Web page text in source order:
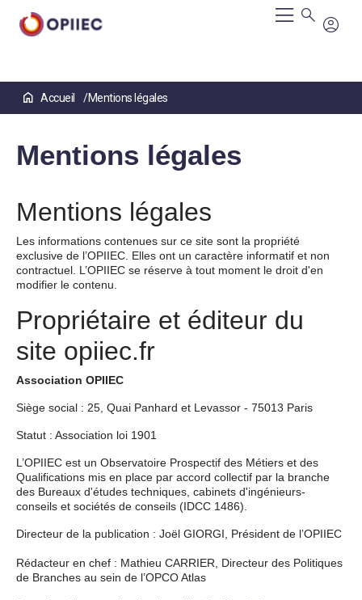
contenu
Accueil Mentions légales
Mentions légales
Mentions légales
Les informations contenues sur ce site sont la propriété
exclusive de l’OPIIEC. Elles ont un caractère informatif et non
contractuel. L’OPIIEC se réserve à tout moment le droit d'en
modifier le contenu.
Propriétaire et éditeur du
site opiiec.fr
Association OPIIEC
Siège social : 25, Quai Panhard et Levassor - 75013 Paris
Statut : Association loi 1901
L’OPIIEC est un Observatoire Prospectif des Métiers et des
Qualifications mis en place par accord collectif par la branche
des Bureaux d'études techniques, cabinets d'ingénieurs-
conseils et sociétés de conseils (IDCC 1486).
Directeur de la publication : Joël GIORGI, Président de l’OPIIEC
Rédacteur en chef : Mathieu CARRIER, Directeur des Politiques
de Branches au sein de l’OPCO Atlas